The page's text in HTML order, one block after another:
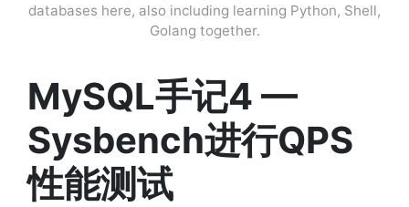
databases here, also including learning Python, Shell,
Golang together.
MySQL手记4 —
Sysbench进行QPS
性能测试